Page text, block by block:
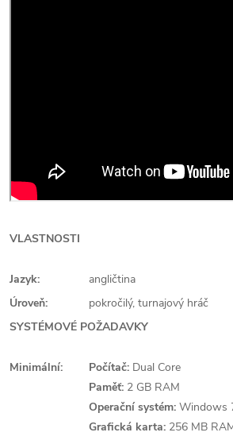
VLASTNOSTI
Jazyk:
angličtina
Úroveň:
pokročilý, turnajový hráč
SYSTÉMOVÉ POŽADAVKY
Minimální: Počítač: Dual Core
Paměť: 2 GB RAM
Operační systém: Windows
Grafická karta: 256 MB